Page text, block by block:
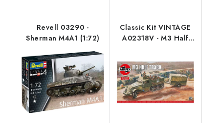
Revell 03290 -
Sherman M4A1 (1:72)
Classic Kit VINTAGE
A02318V - M3 Half
(1:76)